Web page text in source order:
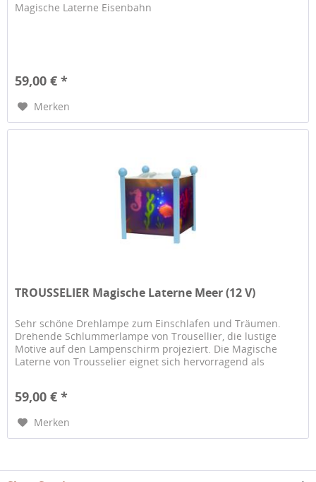
Magische Laterne Eisenbahn
59,00 € *
Merken
TROUSSELIER Magische Laterne Meer (12 V)
Sehr schöne Drehlampe zum Einschlafen und Träumen.
Drehende Schlummerlampe von Trousellier, die lustige
Motive auf den Lampenschirm projeziert. Die Magische
Laterne von Trousselier eignet sich hervorragend als
59,00 € *
Merken